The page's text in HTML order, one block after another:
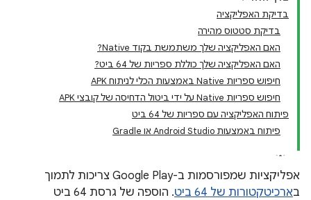
בדיקת האפליקציה
בדיקת סטטוס מהירה
האם האפליקציה שלך משתמשת בקוד Native?
האם האפליקציה שלך כוללת ספריות של 64 ביט?
חיפוש ספריות Native באמצעות הכלי לניתוח APK
חיפוש ספריות Native על ידי ביטול הדחיסה של קובצי APK
פיתוח האפליקציה עם ספריות של 64 ביט
פיתוח באמצעות Android Studio או Gradle
אפליקציות שמפורסמות ב-Google Play צריכות לתמוך
בארכיטקטורות של 64 ביט
. הוספה של גרסת 64 ביט